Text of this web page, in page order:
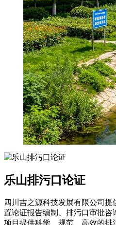
乐山排污口论证
四川吉之源科技发展有限公司
置论证报告编制、排污口审批
项目提供科学、规范、高效的排